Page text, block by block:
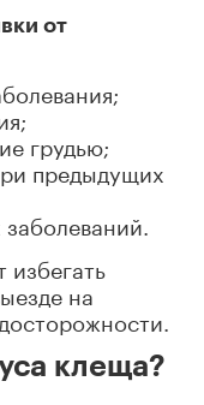
от
грудью;
предыдущих
избегать
на
клеща?